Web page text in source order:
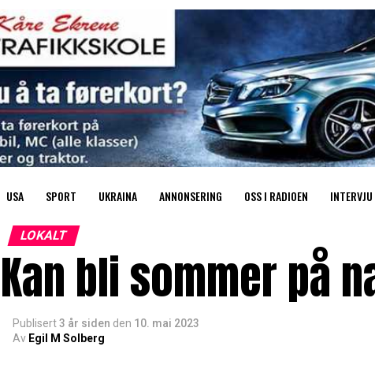
USA SPORT UKRAINA ANNONSERING OSS I RADIOEN INTERVJU
LOKALT
Kan bli sommer på
Publisert3 år siden den 10. mai 2023
Av Egil M Solberg